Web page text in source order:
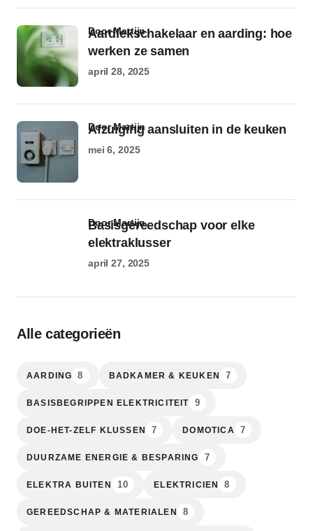
Aardlekschakelaar en aarding: hoe
werken ze samen
door Martijn
april 28, 2025
Afzuiging aansluiten in de keuken
door Martijn
mei 6, 2025
Basisgereedschap voor elke
elektraklusser
door Martijn
april 27, 2025
Alle categorieën
AARDING 8 BADKAMER & KEUKEN 7
BASISBEGRIPPEN ELEKTRICITEIT 9
DOE-HET-ZELF KLUSSEN 7 DOMOTICA 7
DUURZAME ENERGIE & BESPARING 7
ELEKTRA BUITEN 10 ELEKTRICIEN 8
GEREEDSCHAP & MATERIALEN 8